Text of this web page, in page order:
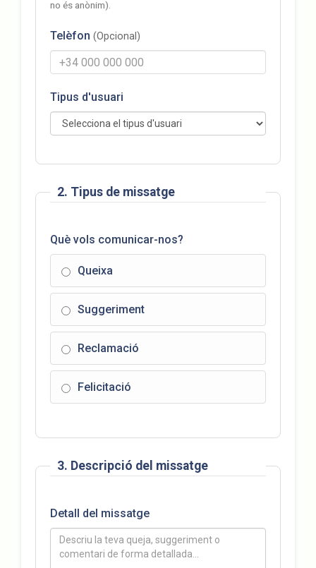
no és anònim).
Telèfon (Opcional)
Tipus d'usuari
2. Tipus de missatge
Què vols comunicar-nos?
Queixa
Suggeriment
Reclamació
Felicitació
3. Descripció del missatge
Detall del missatge